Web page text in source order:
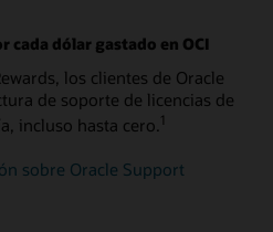
cada dólar gastado en OCI
los clientes de Oracle
de soporte de licencias de
incluso hasta cero.1
sobre Oracle Support